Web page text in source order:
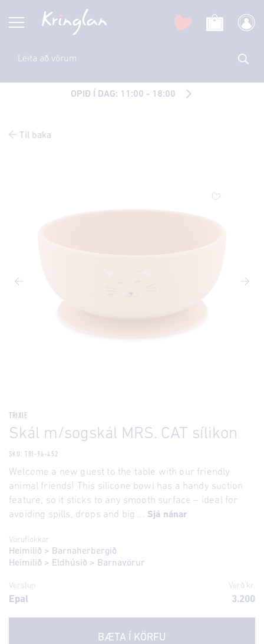
OPIÐ Í DAG: 11:00 - 18:00
Til baka
TRIXIE
Skál m/sogskál MRS. CAT sílikon
SKU: TRI-96-452
Welcome a new guest to the table with our friendly
animal friends! This silicone bowl has a handy suction
feature, so it sticks to any smooth surface – ideal for
avoiding spills, drops and big ... Sjá nánar
Vöruflokkar
Heimilið > Barnaherbergið
Heimilið > Eldhúsið > Barnavörur
Verslun Verð kr.
Epal 3.200
BÆTA Í KÖRFU